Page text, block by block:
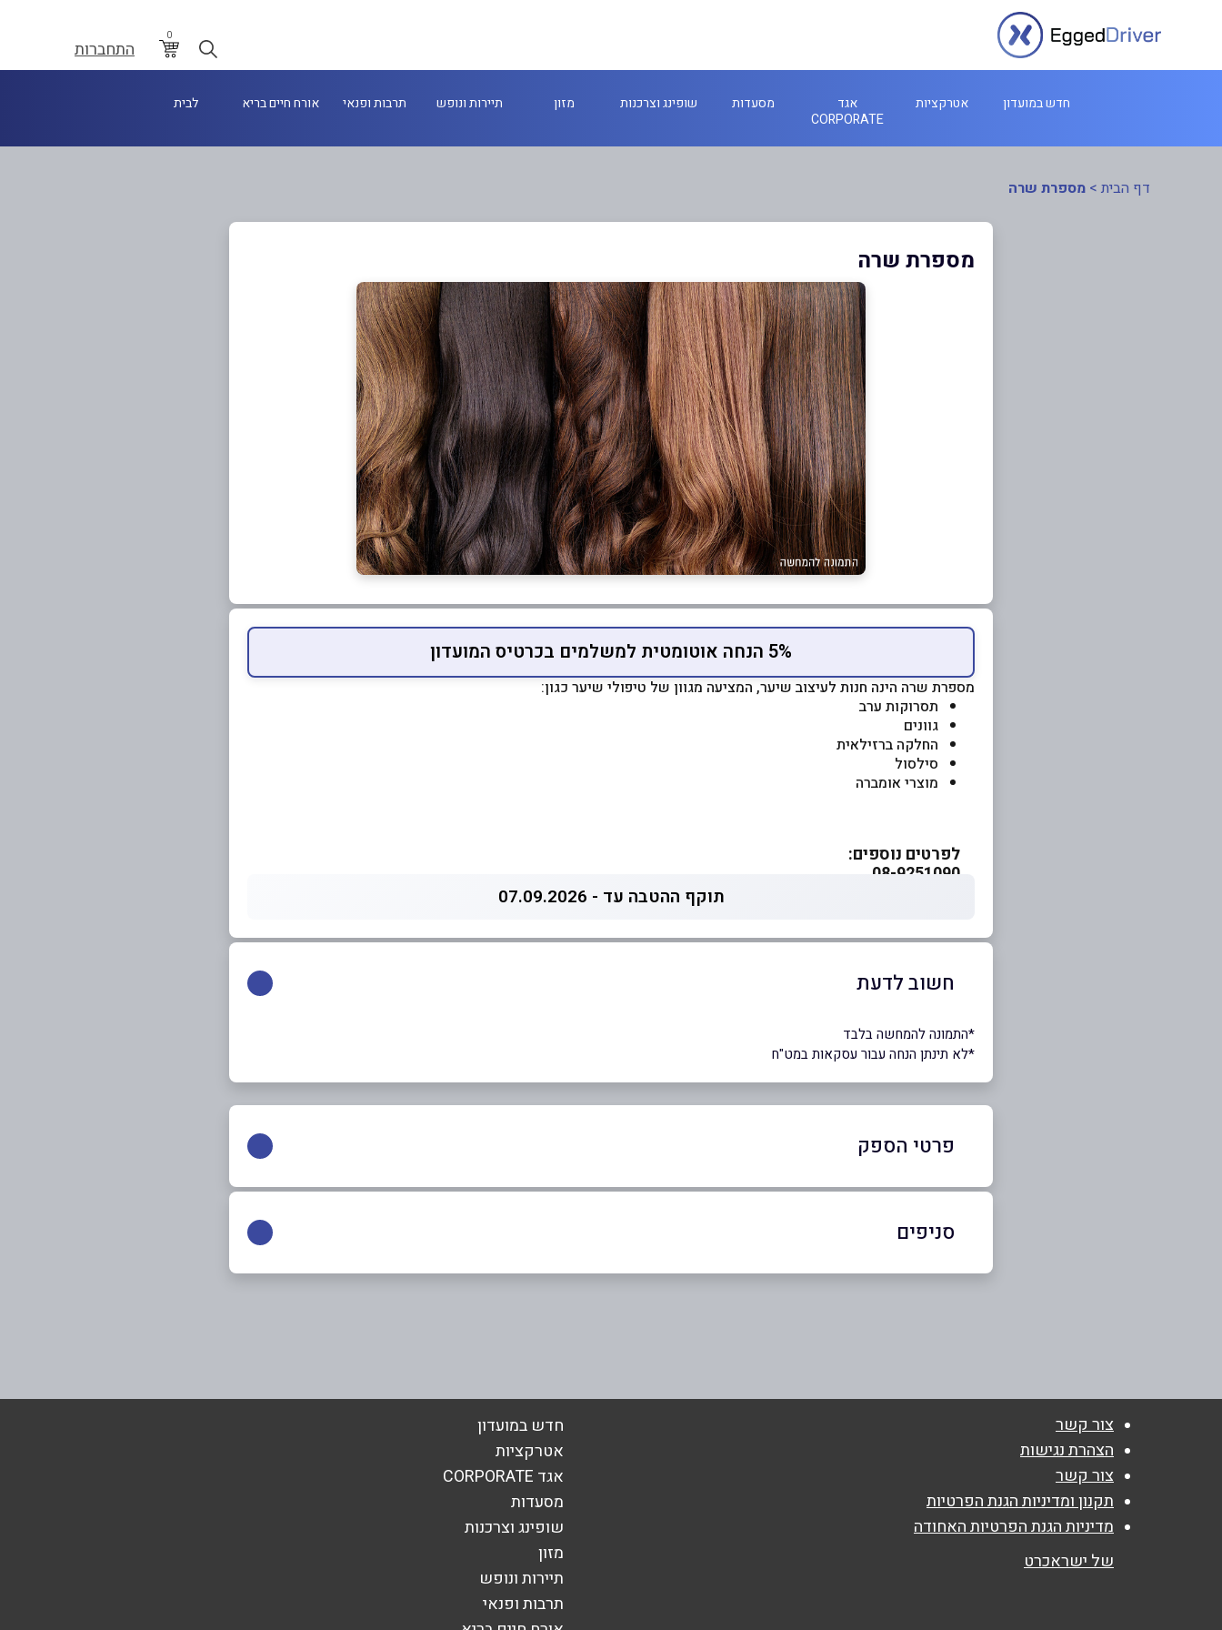
0
התחברות
חדש במועדון אטרקציות
אגד
CORPORATE
מסעדות שופינג וצרכנות מזון תיירות ונופש תרבות ופנאי אורח חיים בריא לבית
דף הבית > מספרת שרה
מספרת שרה
5% הנחה אוטומטית למשלמים בכרטיס המועדון
מספרת שרה הינה חנות לעיצוב שיער, המציעה מגוון של טיפולי שיער כגון:
תסרוקות ערב
גוונים
החלקה ברזילאית
סילסול
מוצרי אומברה
לפרטים נוספים:
תוקף ההטבה עד - 07.09.2026
חשוב לדעת
*התמונה להמחשה בלבד
*לא תינתן הנחה עבור עסקאות במט"ח
פרטי הספק
08-9251090
|
050-7690703
סניפים
צור קשר
הצהרת נגישות
צור קשר
תקנון ומדיניות הגנת הפרטיות
מדיניות הגנת הפרטיות האחודה
של ישראכרט
חדש במועדון
אטרקציות
אגד CORPORATE
מסעדות
שופינג וצרכנות
מזון
תיירות ונופש
תרבות ופנאי